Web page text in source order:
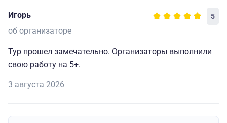
Игорь 5
об организаторе
Тур прошел замечательно. Организаторы выполнили
свою работу на 5+.
3 августа 2026